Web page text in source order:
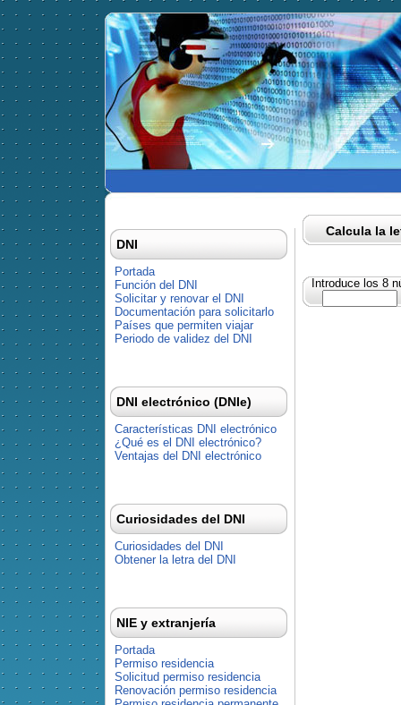
Calcula la
Introduce los 8
DNI
Portada
Función del DNI
Solicitar y renovar el DNI
Documentación para solicitarlo
Países que permiten viajar
Periodo de validez del DNI
DNI electrónico (DNIe)
Características DNI electrónico
¿Qué es el DNI electrónico?
Ventajas del DNI electrónico
Curiosidades del DNI
Curiosidades del DNI
Obtener la letra del DNI
NIE y extranjería
Portada
Permiso residencia
Solicitud permiso residencia
Renovación permiso residencia